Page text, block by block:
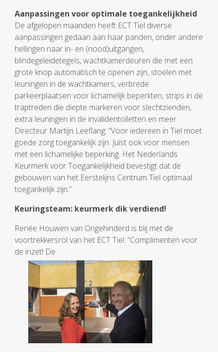
Aanpassingen voor optimale toegankelijkheid
De afgelopen maanden heeft ECT Tiel diverse
aanpassingen gedaan aan haar panden, onder andere
hellingen naar in- en (nood)uitgangen,
blindegeleidetegels, wachtkamerdeuren die met een
grote knop automatisch te openen zijn, stoelen met
leuningen in de wachtkamers, verbrede
parkeerplaatsen voor lichamelijk beperkten, strips in de
traptreden die diepte markeren voor slechtzienden,
extra leuningen in de invalidentoiletten en meer.
Directeur Martijn Leeflang: “Voor iedereen in Tiel moet
goede zorg toegankelijk zijn. Juist ook voor mensen
met een lichamelijke beperking. Het Nederlands
Keurmerk voor Toegankelijkheid bevestigt dat de
gebouwen van het Eerstelijns Centrum Tiel optimaal
toegankelijk zijn.”
Keuringsteam: keurmerk dik verdiend!
Renée Houwen van Ongehinderd is blij met de
voortrekkersrol van het ECT Tiel. “Complimenten voor
de inzet! De